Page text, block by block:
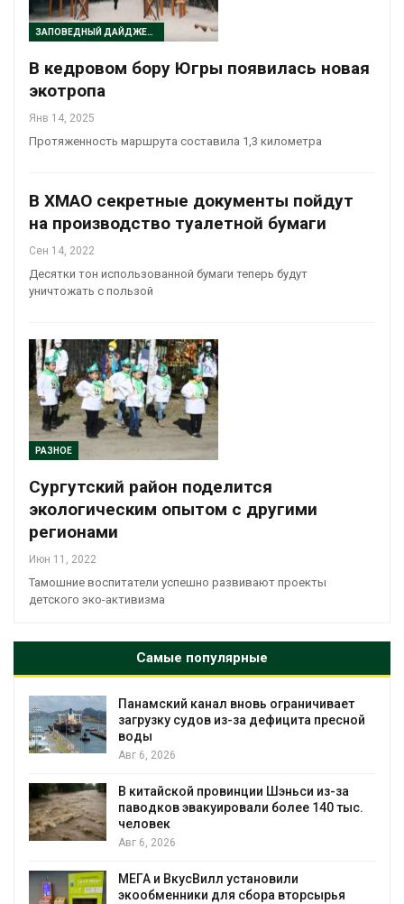
ЗАПОВЕДНЫЙ ДАЙДЖЕСТ
В кедровом бору Югры появилась новая
экотропа
Янв 14, 2025
Протяженность маршрута составила 1,3 километра
В ХМАО секретные документы пойдут
на производство туалетной бумаги
Сен 14, 2022
Десятки тон использованной бумаги теперь будут
уничтожать с пользой
РАЗНОЕ
Сургутский район поделится
экологическим опытом с другими
регионами
Июн 11, 2022
Тамошние воспитатели успешно развивают проекты
детского эко-активизма
Самые популярные
канал вновь ограничивает
судов из-за дефицита пресной
провинции Шэньси из-за
эвакуировали более 140 тыс.
установили
для сбора вторсырья
В горах
новые места
Учёные
«животный»